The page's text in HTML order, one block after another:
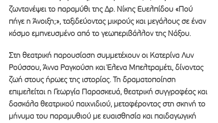
ζωντανέψει το παραμύθι της Δρ. Νίκης Ευελπίδου «Πού
πήγε η Άνοιξη;», ταξιδεύοντας μικρούς και μεγάλους σε έναν
κόσμο εμπνευσμένο από το γεωπεριβάλλον της Νάξου.
Στη θεατρική παρουσίαση συμμετέχουν οι Κατερίνα Λυν
Ρούσσου, Άννα Ραγκούση και Έλενα Μπελτραμέτι, δίνοντας
ζωή στους ήρωες της ιστορίας. Τη δραματοποίηση
επιμελείται η Γεωργία Παρασκευά, θεατρική συγγραφέας και
δασκάλα θεατρικού παιχνιδιού, μεταφέροντας στη σκηνή το
μήνυμα του παραμυθιού με ευαισθησία και παιδαγωγική